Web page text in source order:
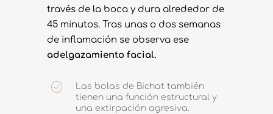
través de la boca y dura alrededor de
45 minutos. Tras unas o dos semanas
de inflamación se observa ese
adelgazamiento facial.
Las bolas de Bichat también
tienen una función estructural y
una extirpación agresiva.